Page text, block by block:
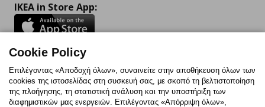
IKEA in Store App:
Follow us:
FacebookInstagram
TikTokYoutubePinterestTwitter
Cookie Policy
Επιλέγοντας «Αποδοχή όλων», συναινείτε στην αποθήκευση όλων των
cookies της ιστοσελίδας στη συσκευή σας, με σκοπό τη βελτιστοποίηση
της πλοήγησης, τη στατιστική ανάλυση και την υποστήριξη των
διαφημιστικών μας ενεργειών. Επιλέγοντας «Απόρριψη όλων»,